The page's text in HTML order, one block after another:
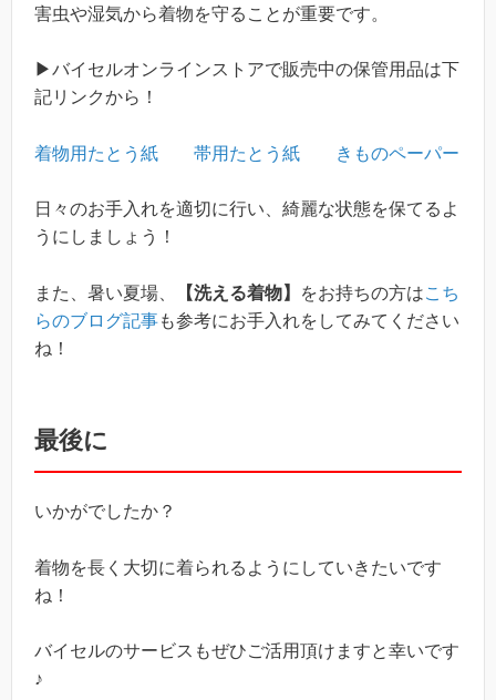
害虫や湿気から着物を守ることが重要です。
▶バイセルオンラインストアで販売中の保管用品は下
記リンクから！
着物用たとう紙 帯用たとう紙 きものペーパー
日々のお手入れを適切に行い、綺麗な状態を保てるよ
うにしましょう！
また、暑い夏場、 【洗える着物】 をお持ちの方はこち
らのブログ記事も参考にお手入れをしてみてください
ね！
最後に
いかがでしたか？
着物を長く大切に着られるようにしていきたいです
ね！
バイセルのサービスもぜひご活用頂けますと幸いです
♪